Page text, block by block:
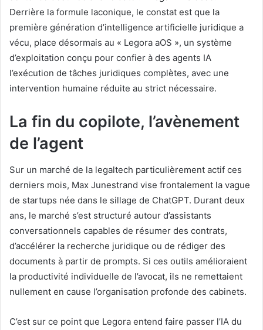
Derrière la formule laconique, le constat est que la
première génération d’intelligence artificielle juridique a
vécu, place désormais au « Legora aOS », un système
d’exploitation conçu pour confier à des agents IA
l’exécution de tâches juridiques complètes, avec une
intervention humaine réduite au strict nécessaire.
La fin du copilote, l’avènement
de l’agent
Sur un marché de la legaltech particulièrement actif ces
derniers mois, Max Junestrand vise frontalement la vague
de startups née dans le sillage de ChatGPT. Durant deux
ans, le marché s’est structuré autour d’assistants
conversationnels capables de résumer des contrats,
d’accélérer la recherche juridique ou de rédiger des
documents à partir de prompts. Si ces outils amélioraient
la productivité individuelle de l’avocat, ils ne remettaient
nullement en cause l’organisation profonde des cabinets.
C’est sur ce point que Legora entend faire passer l’IA du